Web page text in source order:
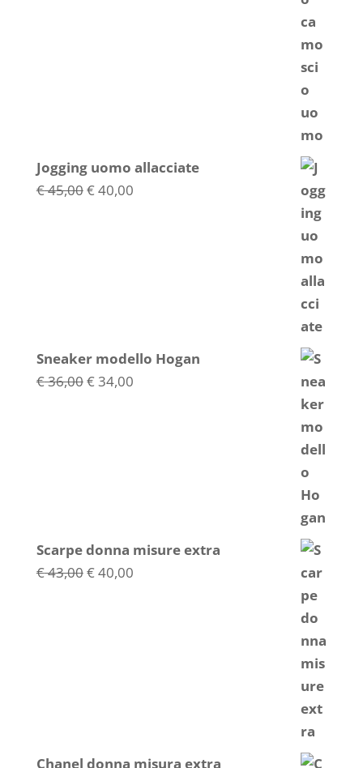
Jogging uomo allacciate
€45,00Il
€ 40,00Il
Sneaker modello Hogan
€36,00Il
€ 34,00Il
Scarpe donna misure extra
€43,00Il
€ 40,00Il
Chanel donna misura extra